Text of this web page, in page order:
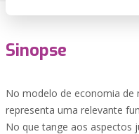
Sinopse
No modelo de economia de
representa uma relevante
No que tange aos aspectos